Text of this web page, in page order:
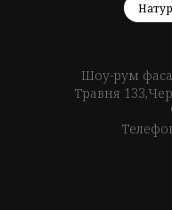
Шоу-рум
Травня